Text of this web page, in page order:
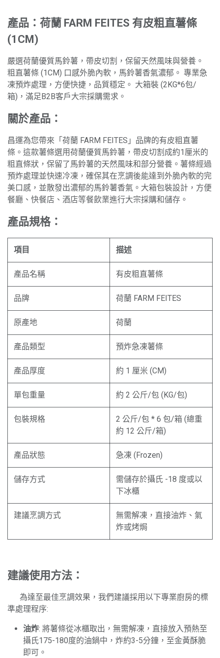
產品：荷蘭 FARM FEITES 有皮粗直薯條
(1CM)
嚴選荷蘭優質馬鈴薯，帶皮切割，保留天然風味與營養。
粗直薯條 (1CM) 口感外脆內軟，馬鈴薯香氣濃郁。 專業急
凍預炸處理，方便快捷，品質穩定。 大箱裝 (2KG*6包/
箱)，滿足B2B客戶大宗採購需求。
關於產品：
昌運為您帶來「荷蘭 FARM FEITES」品牌的有皮粗直薯
條。這款薯條選用荷蘭優質馬鈴薯，帶皮切割成約1厘米的
粗直條狀，保留了馬鈴薯的天然風味和部分營養。薯條經過
預炸處理並快速冷凍，確保其在烹調後能達到外脆內軟的完
美口感，並散發出濃郁的馬鈴薯香氣。大箱包裝設計，方便
餐廳、快餐店、酒店等餐飲業進行大宗採購和儲存。
產品規格：
項目 描述
產品名稱 有皮粗直薯條
品牌 荷蘭 FARM FEITES
原產地 荷蘭
產品類型 預炸急凍薯條
產品厚度 約 1 厘米 (CM)
單包重量 約 2 公斤/包 (KG/包)
包裝規格
2 公斤/包 * 6 包/箱 (總重
約 12 公斤/箱)
產品狀態 急凍 (Frozen)
儲存方式
需儲存於攝氏 -18 度或以
下冰櫃
建議烹調方式
無需解凍，直接油炸、氣
炸或烤焗
建議使用方法：
​為達至最佳烹調效果，我們建議採用以下專業廚房的標
準處理程序:
油炸: 將薯條從冰櫃取出，無需解凍，直接放入預熱至
攝氏175-180度的油鍋中，炸約3-5分鐘，至金黃酥脆
即可。